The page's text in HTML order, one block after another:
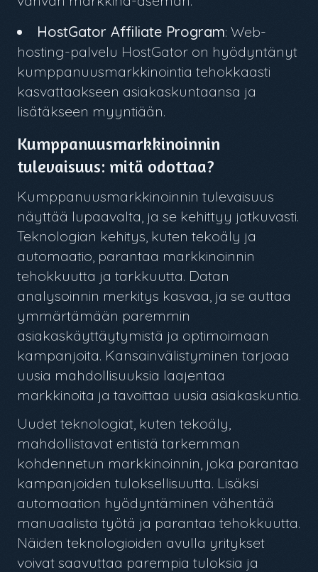
HostGator Affiliate Program: Web-
hosting-palvelu HostGator on hyödyntänyt
kumppanuusmarkkinointia tehokkaasti
kasvattaakseen asiakaskuntaansa ja
lisätäkseen myyntiään.
Kumppanuusmarkkinoinnin
tulevaisuus: mitä odottaa?
Kumppanuusmarkkinoinnin tulevaisuus
näyttää lupaavalta, ja se kehittyy jatkuvasti.
Teknologian kehitys, kuten tekoäly ja
automaatio, parantaa markkinoinnin
tehokkuutta ja tarkkuutta. Datan
analysoinnin merkitys kasvaa, ja se auttaa
ymmärtämään paremmin
asiakaskäyttäytymistä ja optimoimaan
kampanjoita. Kansainvälistyminen tarjoaa
uusia mahdollisuuksia laajentaa
markkinoita ja tavoittaa uusia asiakaskuntia.
Uudet teknologiat, kuten tekoäly,
mahdollistavat entistä tarkemman
kohdennetun markkinoinnin, joka parantaa
kampanjoiden tuloksellisuutta. Lisäksi
automaation hyödyntäminen vähentää
manuaalista työtä ja parantaa tehokkuutta.
Näiden teknologioiden avulla yritykset
voivat saavuttaa parempia tuloksia ja